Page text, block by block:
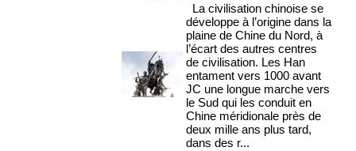
La civilisation chinoise se
développe à l’origine dans la
plaine de Chine du Nord, à
l’écart des autres centres
de civilisation. Les Han
entament vers 1000 avant
JC une longue marche vers
le Sud qui les conduit en
Chine méridionale près de
deux mille ans plus tard,
dans des r...